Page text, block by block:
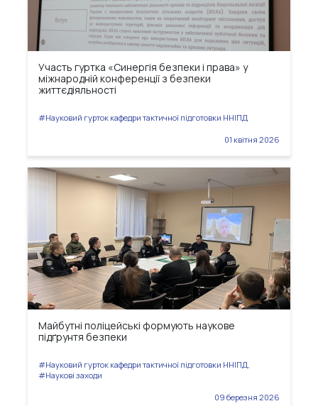
Участь гуртка «Синергія безпеки і права» у
міжнародній конференції з безпеки
життєдіяльності
#Науковий гурток кафедри тактичної підготовки ННІПД
01 квітня 2026
Майбутні поліцейські формують наукове
підґрунтя безпеки
#Науковий гурток кафедри тактичної підготовки ННІПД,
#Наукові заходи
09 березня 2026